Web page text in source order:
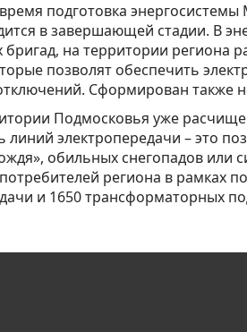
подготовка энергосистемы
в завершающей стадии. В
бригад, на территории региона
позволят обеспечить
Сформирован также
Подмосковья уже
линий электропередачи – это
обильных снегопадов
региона в рамках
и 1650 трансформаторных